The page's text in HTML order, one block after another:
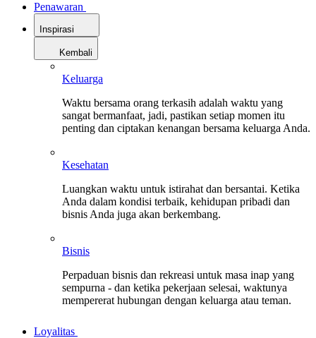
Penawaran
Inspirasi
Kembali
Keluarga
Waktu bersama orang terkasih adalah waktu yang
sangat bermanfaat, jadi, pastikan setiap momen itu
penting dan ciptakan kenangan bersama keluarga Anda.
Kesehatan
Luangkan waktu untuk istirahat dan bersantai. Ketika
Anda dalam kondisi terbaik, kehidupan pribadi dan
bisnis Anda juga akan berkembang.
Bisnis
Perpaduan bisnis dan rekreasi untuk masa inap yang
sempurna - dan ketika pekerjaan selesai, waktunya
mempererat hubungan dengan keluarga atau teman.
Loyalitas